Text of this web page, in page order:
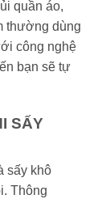
quần áo,
thường dùng
công nghệ
bạn sẽ tự
SẤY
sấy khô
Thông